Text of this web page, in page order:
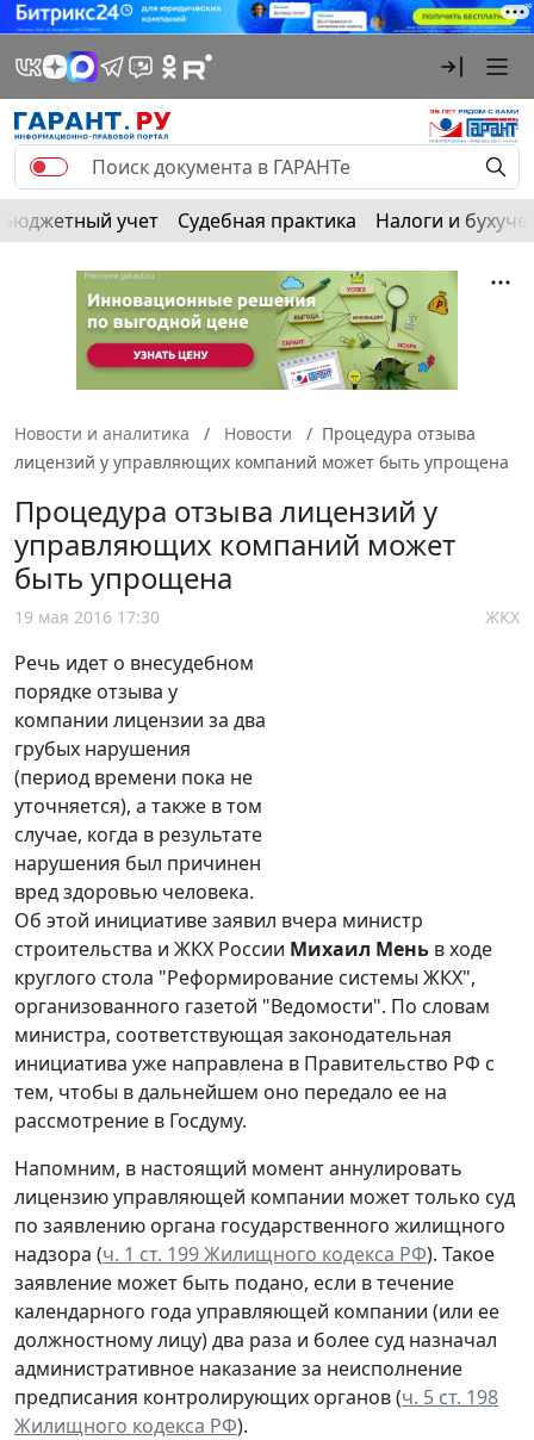
Бюджетный учет Судебная практика Налоги и
Новости и аналитика Новости
Процедура отзыва
лицензий у управляющих компаний может быть упрощена
Процедура отзыва лицензий у
управляющих компаний может
быть упрощена
19 мая 2016 17:30 ЖКХ
Речь идет о внесудебном
порядке отзыва у
компании лицензии за два
грубых нарушения
(период времени пока не
уточняется), а также в том
случае, когда в результате
нарушения был причинен
вред здоровью человека.
Об этой инициативе заявил вчера министр
строительства и ЖКХ России Михаил Мень в ходе
круглого стола "Реформирование системы ЖКХ",
организованного газетой "Ведомости". По словам
министра, соответствующая законодательная
инициатива уже направлена в Правительство РФ с
тем, чтобы в дальнейшем оно передало ее на
рассмотрение в Госдуму.
Напомним, в настоящий момент аннулировать
лицензию управляющей компании может только суд
по заявлению органа государственного жилищного
надзора (ч. 1 ст. 199 Жилищного кодекса РФ). Такое
заявление может быть подано, если в течение
календарного года управляющей компании (или ее
должностному лицу) два раза и более суд назначал
административное наказание за неисполнение
предписания контролирующих органов (ч. 5 ст. 198
Жилищного кодекса РФ).